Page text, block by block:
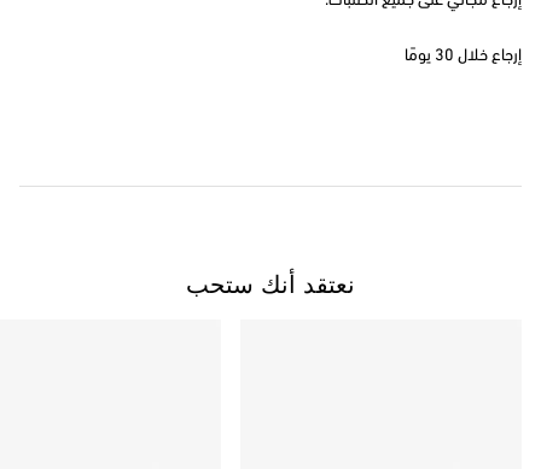
إرجاع خلال 30 يومًا
نعتقد أنك ستحب